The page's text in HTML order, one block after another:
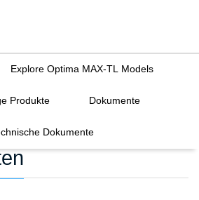
Explore Optima MAX-TL Models
Produkte Dokumente
Dokumente